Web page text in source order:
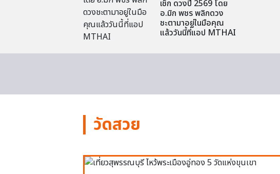
เช็ก ดวงปี 2569 โดย
อ.มิก พชร พลิกดวง
ชะตามาอยู่ในมือคุณ
แล้ววันนี้ที่แอป MTHAI
วัดสวย